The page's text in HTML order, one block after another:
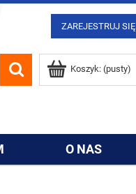
ZAREJESTRUJ SIĘ
Koszyk: (pusty)
O NAS